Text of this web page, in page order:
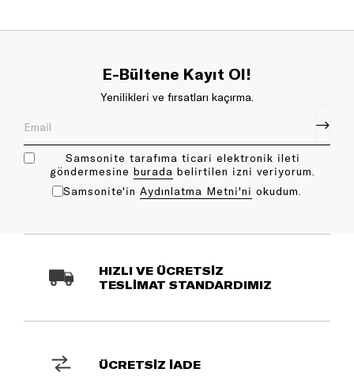
E-Bültene Kayıt Ol!
Yenilikleri ve fırsatları kaçırma.
Samsonite tarafıma ticari elektronik ileti
göndermesine bu rada belirtilen izni veriyorum.
Samsonite'in Aydınlatma Metni'ni okudum.
HIZLI VE ÜCRETSİZ
TESLİMAT STANDARDIMIZ
ÜCRETSİZ İADE